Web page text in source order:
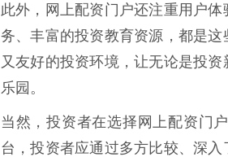
此外，网上配资门户还注重用户
务、丰富的投资教育资源，都是
又友好的投资环境，让无论是投
乐园。
当然，投资者在选择网上配资门
台，投资者应通过多方比较、深